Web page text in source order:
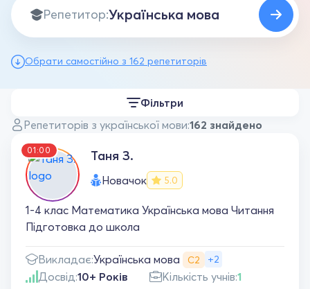
Репетитор:
Обрати самостійно з 162 репетиторів
Репетиторів з української мови:162 знайдено
Фільтри
01:00 Таня З.
Новачок 5.0
1-4 клас Математика Українська мова Читання
Підготовка до школа
Викладає:Українська мова С2 +2
Досвід:10+ Років Кількість учнів:1